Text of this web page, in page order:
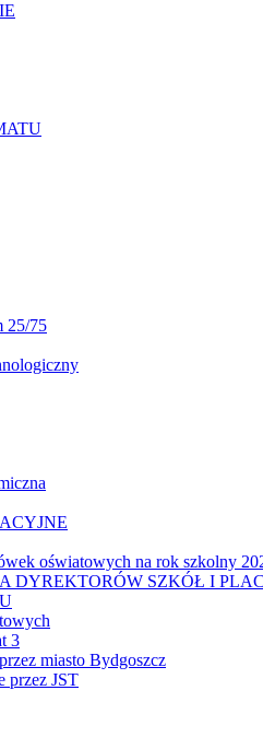
25/75
oświatowych na rok szkolny
DYREKTORÓW SZKÓŁ I
3
miasto Bydgoszcz
przez JST